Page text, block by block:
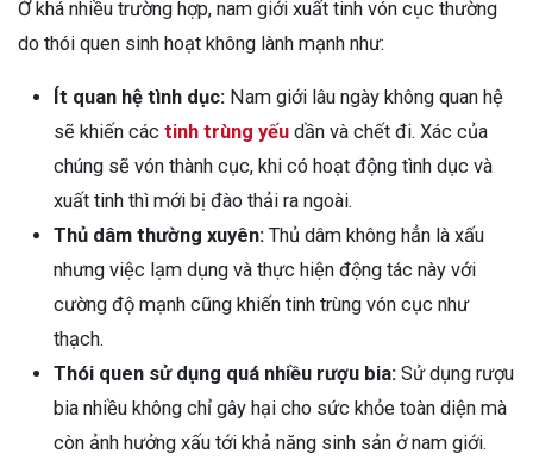
Ở khá nhiều trường hợp, nam giới xuất tinh vón cục thường
do thói quen sinh hoạt không lành mạnh như:
Ít quan hệ tình dục: Nam giới lâu ngày không quan hệ
sẽ khiến các tinh trùng yếu dần và chết đi. Xác của
chúng sẽ vón thành cục, khi có hoạt động tình dục và
xuất tinh thì mới bị đào thải ra ngoài.
Thủ dâm thường xuyên: Thủ dâm không hẳn là xấu
nhưng việc lạm dụng và thực hiện động tác này với
cường độ mạnh cũng khiến tinh trùng vón cục như
thạch.
Thói quen sử dụng quá nhiều rượu bia: Sử dụng rượu
bia nhiều không chỉ gây hại cho sức khỏe toàn diện mà
còn ảnh hưởng xấu tới khả năng sinh sản ở nam giới.